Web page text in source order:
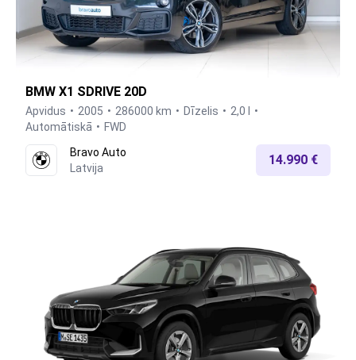
BMW X1 SDRIVE 20D
Apvidus 2005 286000 km Dīzelis
2,0 l
Automātiskā
FWD
Bravo Auto
Latvija
14.990 €